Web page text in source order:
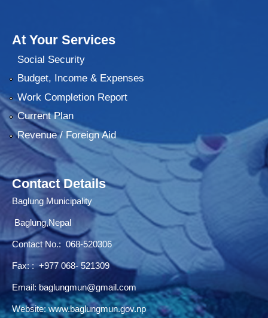
At Your Services
Social Security
Budget, Income & Expenses
Work Completion Report
Current Plan
Revenue / Foreign Aid
Contact Details
Baglung Municipality
Baglung,Nepal
Contact No.: 068-520306
Fax: : +977 068- 521309
Email: baglungmun@gmail.com
Website:www.baglungmun.gov.np